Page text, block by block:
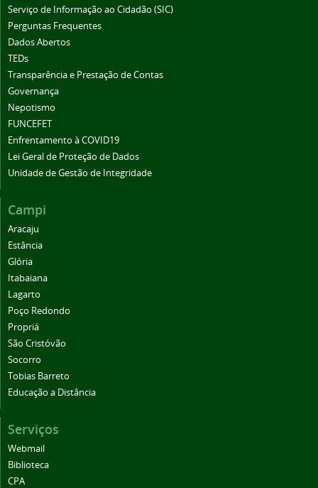
Serviço de Informação ao Cidadão (SIC)
Perguntas Frequentes
Dados Abertos
TEDs
Transparência e Prestação de Contas
Governança
Nepotismo
FUNCEFET
Enfrentamento à COVID19
Lei Geral de Proteção de Dados
Unidade de Gestão de Integridade
Campi
Aracaju
Estância
Glória
Itabaiana
Lagarto
Poço Redondo
Propriá
São Cristóvão
Socorro
Tobias Barreto
Educação a Distância
Serviços
Webmail
Biblioteca
CPA